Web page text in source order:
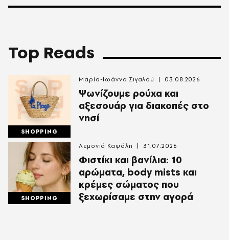
Top Reads
SHOPPING
Ψωνίζουμε ρούχα και
αξεσουάρ για διακοπές στο
νησί
Μαρία-Ιωάννα Σιγαλού 03.08.2026
SHOPPING
Φιστίκι και βανίλια: 10
αρώματα, body mists και
κρέμες σώματος που
ξεχωρίσαμε στην αγορά
Λεμονιά Καψάλη 31.07.2026